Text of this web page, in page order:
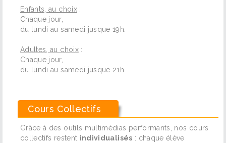
Enfants, au choix:
Chaque jour,
du lundi au samedi jusque 19h.
Adultes, au choix:
Chaque jour,
du lundi au samedi jusque 21h.
Cours Collectifs
Grâce à des outils multimédias performants, nos cours
collectifs restent individualisés : chaque élève